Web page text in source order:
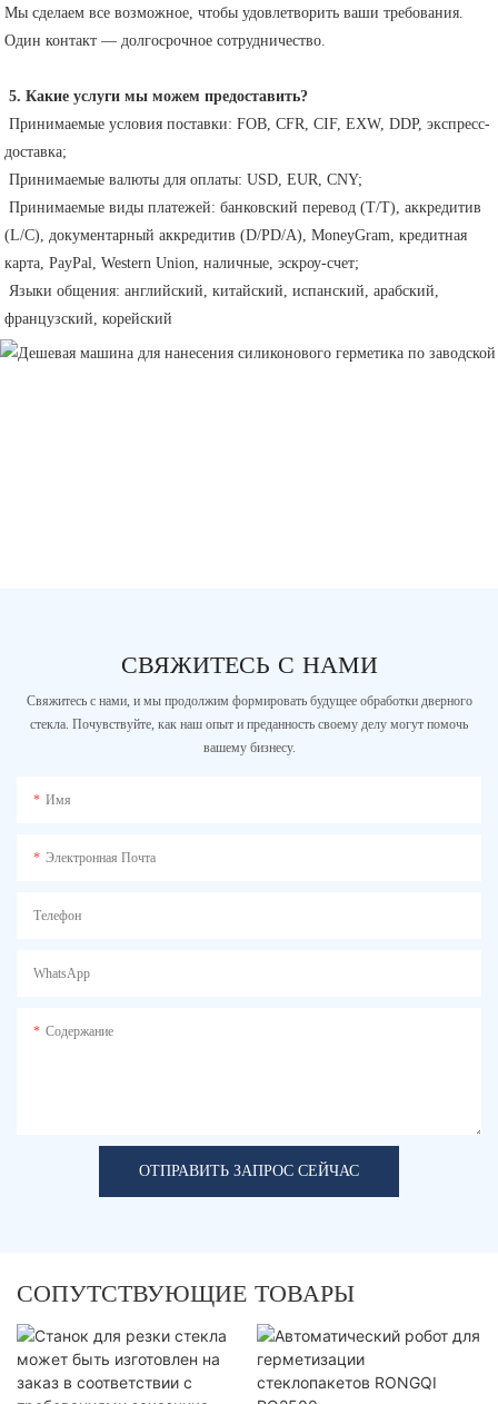
Мы сделаем все возможное, чтобы удовлетворить ваши требования.
Один контакт — долгосрочное сотрудничество.
5. Какие услуги мы можем предоставить?
доставка;
Принимаемые валюты для оплаты: USD, EUR, CNY;
(L/C), документарный аккредитив (D/PD/A), MoneyGram, кредитная
карта, PayPal, Western Union, наличные, эскроу-счет;
французский, корейский
СВЯЖИТЕСЬ С НАМИ
Свяжитесь с нами, и мы продолжим формировать будущее обработки дверного
стекла. Почувствуйте, как наш опыт и преданность своему делу могут помочь
вашему бизнесу.
Имя
Электронная Почта
Телефон
WhatsApp
Содержание
ОТПРАВИТЬ ЗАПРОС СЕЙЧАС
СОПУТСТВУЮЩИЕ ТОВАРЫ